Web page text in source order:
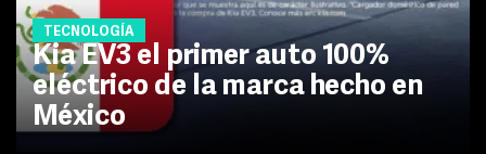
TECNOLOGÍA
Kia EV3 el primer auto 100%
eléctrico de la marca hecho en
México